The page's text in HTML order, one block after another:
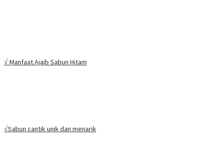
√ Manfaat Ajaib Sabun Hitam
√Sabun cantik unik dan menarik